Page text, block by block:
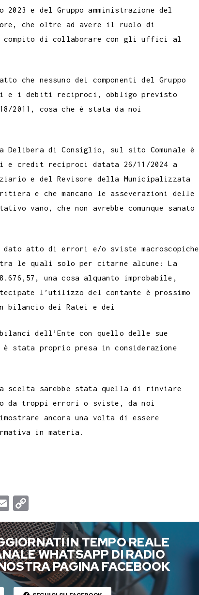
e del Gruppo amministrazione del
che oltre ad avere il ruolo di
compito di collaborare con gli uffici al
che nessuno dei componenti del Gruppo
e i debiti reciproci, obbligo previsto
2011, cosa che è stata da noi
Delibera di Consiglio, sul sito Comunale è
e credit reciproci datata 26/11/2024 a
e del Revisore della Municipalizzata
e che mancano le asseverazioni delle
vano, che non avrebbe comunque sanato
atto di errori e/o sviste macroscopiche
le quali solo per citarne alcune: La
una cosa alquanto improbabile,
l’utilizzo del contante è prossimo
bilancio dei Ratei e dei
dell’Ente con quello delle sue
stata proprio presa in considerazione
sarebbe stata quella di rinviare
da troppi errori o sviste, da noi
ancora una volta di essere
in materia.
E
m
a
i
l
o
p
y
L
i
IN TEMPO REALE
WHATSAPP DI RADIO
PAGINA FACEBOOK